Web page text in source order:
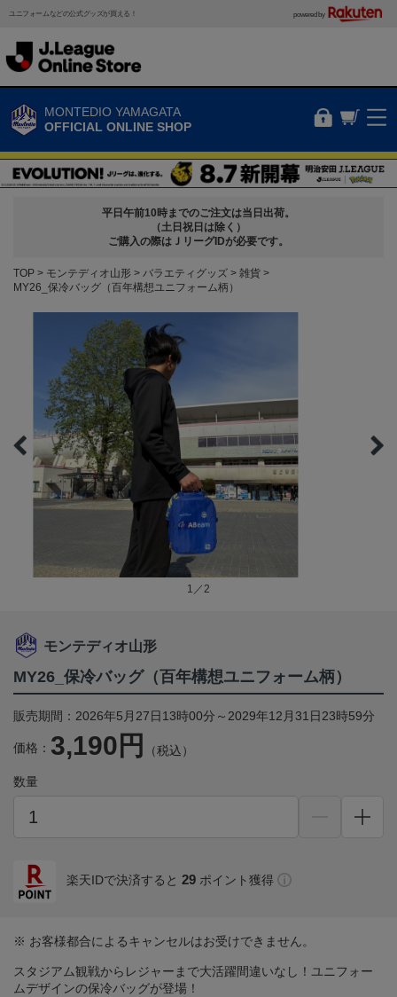
ユニフォームなどの公式グッズが買える！ powered by
MONTEDIO YAMAGATA
OFFICIAL ONLINE SHOP
平日午前10時までのご注文は当日出荷。
（土日祝日は除く）
ご購入の際はＪリーグIDが必要です。
TOP モンテディオ山形 バラエティグッズ
雑貨
MY26_保冷バッグ（百年構想ユニフォーム柄）
1／2
モンテディオ山形
MY26_保冷バッグ（百年構想ユニフォーム柄）
販売期間：2026年5月27日13時00分～2029年12月31日23時59分
価格： 3,190円 （税込）
数量
楽天IDで決済すると 29 ポイント獲得
※ お客様都合によるキャンセルはお受けできません。
スタジアム観戦からレジャーまで大活躍間違いなし！ユニフォー
ムデザインの保冷バッグが登場！